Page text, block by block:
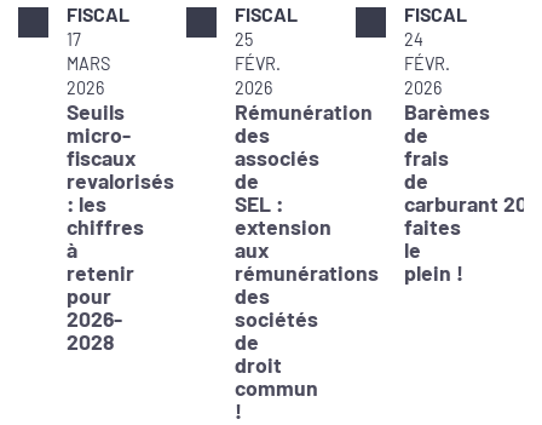
FISCAL
17
MARS
2026
Seuils
micro-
fiscaux
revalorisés
: les
chiffres
à
retenir
pour
2026-
2028
FISCAL
25
FÉVR.
2026
Rémunération
des
associés
de
SEL :
extension
aux
rémunérations
des
sociétés
de
droit
commun
!
FISCAL
24
FÉVR.
2026
Barèmes
de
frais
de
carburant
faites
le
plein !